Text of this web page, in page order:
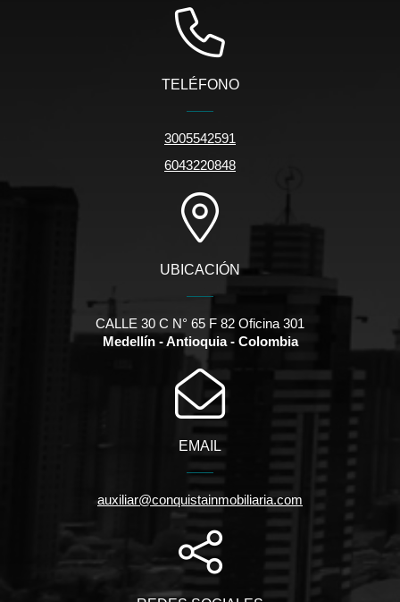
TELÉFONO
3005542591
6043220848
UBICACIÓN
CALLE 30 C N° 65 F 82 Oficina 301
Medellín - Antioquia - Colombia
EMAIL
auxiliar@conquistainmobiliaria.com